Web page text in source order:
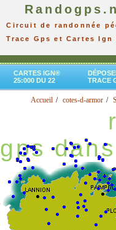
Circuit de randonnée
Trace Gps et Cartes Ign
CARTES IGN®
25:000 DU 22
TRACE
Accueil cotes-d-armor
gps